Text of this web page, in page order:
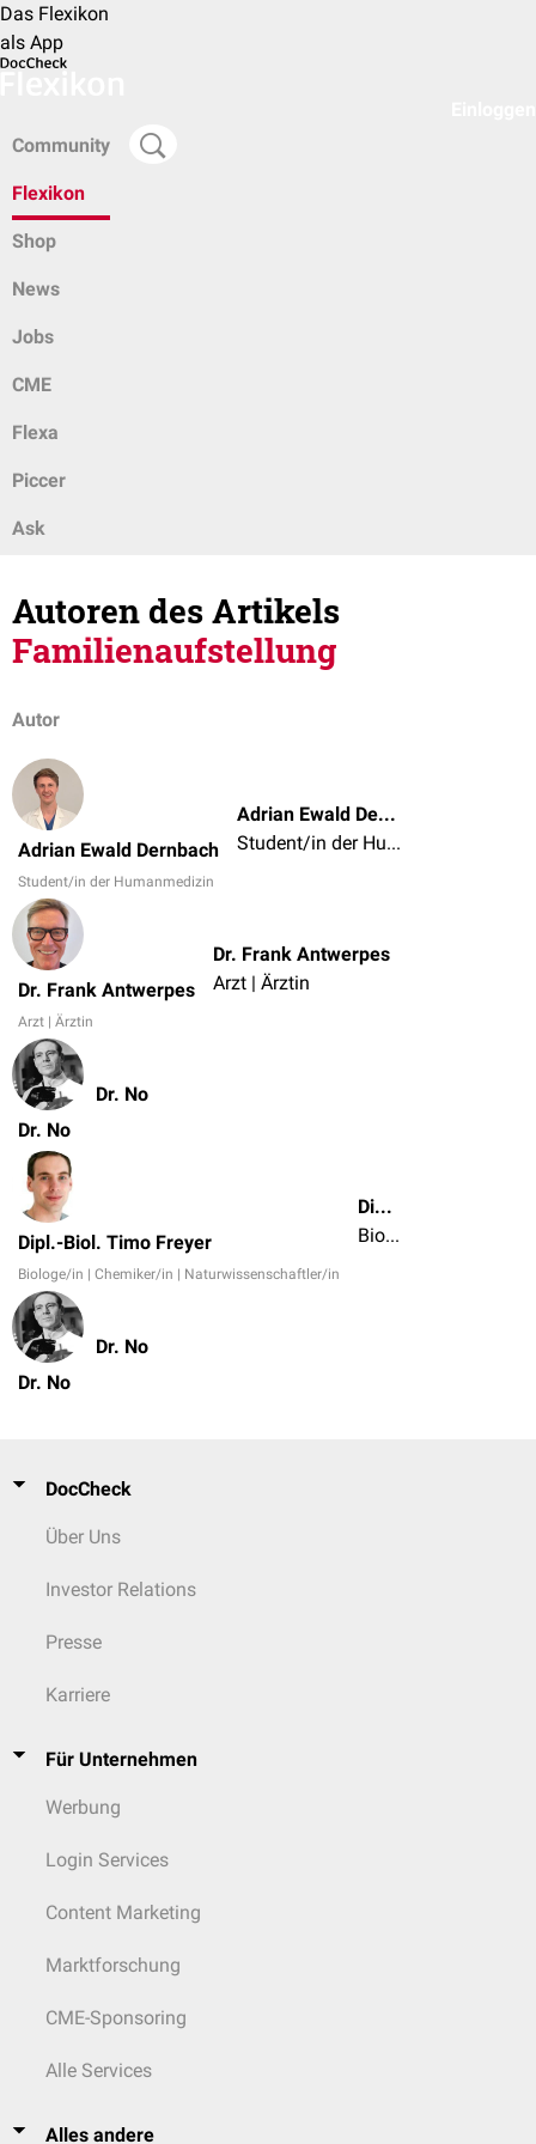
Das Flexikon
als App
Community
Flexikon
Shop
News
Jobs
CME
Flexa
Piccer
Ask
Autoren des Artikels
Familienaufstellung
Autor
Adrian Ewald Dernbach
Student/in der Humanmedizin
Adrian Ewald Dernbach
Student/in der Humanmedizin
Dr. Frank Antwerpes
Arzt | Ärztin
Dr. Frank Antwerpes
Arzt | Ärztin
Dr. No
Dr. No
Dipl.-Biol. Timo Freyer
Biologe/in | Chemiker/in | Naturwissenschaftler/in
Dipl.-Biol. Timo Freyer
Biologe/in | Chemiker/in | Naturwissenschaftler/in
Dr. No
Dr. No
DocCheck
Über Uns
Investor Relations
Presse
Karriere
Für Unternehmen
Werbung
Login Services
Content Marketing
Marktforschung
CME-Sponsoring
Alle Services
Alles andere